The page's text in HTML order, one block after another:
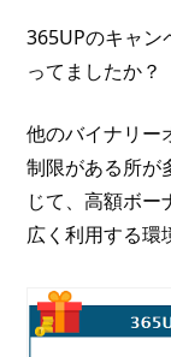
365UPのキャン
ってましたか？
他のバイナリー
制限がある所が
じて、高額ボ
広く利用する環